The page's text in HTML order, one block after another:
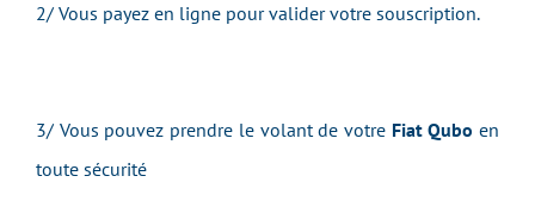
2/ Vous payez en ligne pour valider votre souscription.
3/ Vous pouvez prendre le volant de votre Fiat Quboen
toute sécurité